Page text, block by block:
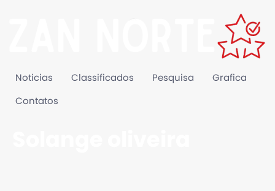
Noticias Classificados Pesquisa Grafica
Contatos